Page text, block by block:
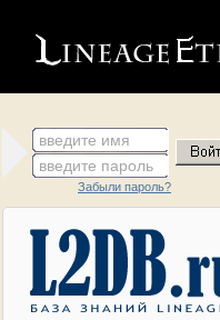
введите имя
введите пароль
Забыли пароль?